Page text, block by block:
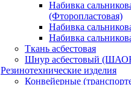
Набивка
(Фторопластовая)
Набивка
Набивка
Ткань асбестовая
Шнур асбестовый
Резинотехнические изделия
Конвейерные